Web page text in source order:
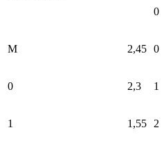
0
М 2,45 0
0 2,3 1
1 1,55 2